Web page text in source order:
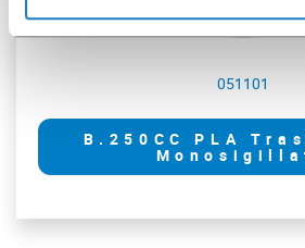
051101
B.250CC PLA